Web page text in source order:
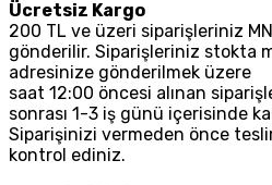
Ücretsiz Kargo
200 TL ve üzeri siparişleriniz
gönderilir. Siparişleriniz stokta
adresinize gönderilmek üzere
saat 12:00 öncesi alınan
sonrası 1-3 iş günü içerisinde
Siparişinizi vermeden önce
kontrol ediniz.